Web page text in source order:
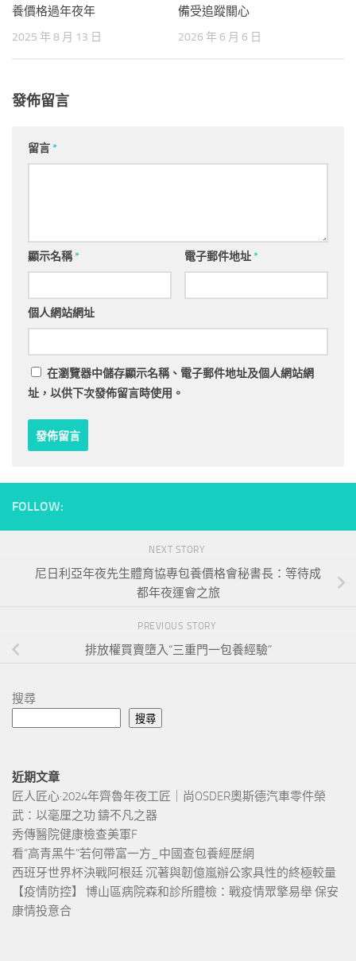
養價格過年夜年
2025 年 8 月 13 日
備受追蹤關心
2026 年 6 月 6 日
發佈留言
留言*
顯示名稱* 電子郵件地址*
個人網站網址
在瀏覽器中儲存顯示名稱、電子郵件地址及個人網站網
址，以供下次發佈留言時使用。
FOLLOW:
NEXT STORY
尼日利亞年夜先生體育協專包養價格會秘書長：等待成
都年夜運會之旅
PREVIOUS STORY
排放權買賣墮入“三重門一包養經驗”
搜尋
搜尋
近期文章
匠人匠心·2024年齊魯年夜工匠｜尚OSDER奧斯德汽車零件榮
武：以毫厘之功 鑄不凡之器
秀傳醫院健康檢查美軍F
看“高青黑牛”若何帶富一方_中國查包養經歷網
西班牙世界杯決戰阿根廷 沉著與韌億嵐辦公家具性的終極較量
【疫情防控】 博山區病院森和診所體檢：戰疫情眾擎易舉 保安
康情投意合